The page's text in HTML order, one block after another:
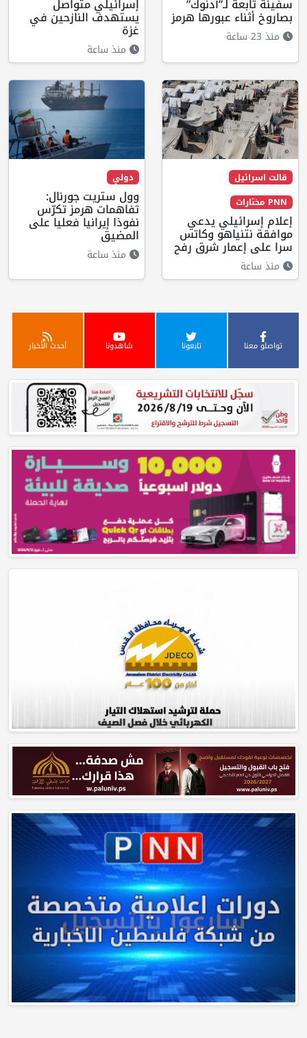
سفينة تابعة لـ”أدنوك”
بصاروخ أثناء عبورها هرمز
منذ 23 ساعة
إسرائيلي متواصل
يستهدف النازحين في
غزة
منذ ساعة
قالت اسرائيل
PNN مختارات
إعلام إسرائيلي يدعي
موافقة نتنياهو وكاتس
سرا على إعمار شرق رفح
منذ ساعة
دولي
وول ستريت جورنال:
تفاهمات هرمز تكرّس
نفوذا إيرانيا فعليا على
المضيق
منذ ساعة
تواصلو معنا تابعونا شاهدونا أحدث الأخبار